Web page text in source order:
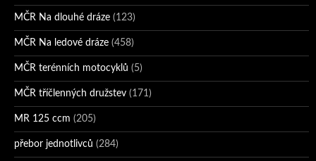
MČR Na dlouhé dráze (123)
MČR Na ledové dráze (458)
MČR terénních motocyklů (5)
MČR tříčlenných družstev (171)
MR 125 ccm (205)
přebor jednotlivců (284)